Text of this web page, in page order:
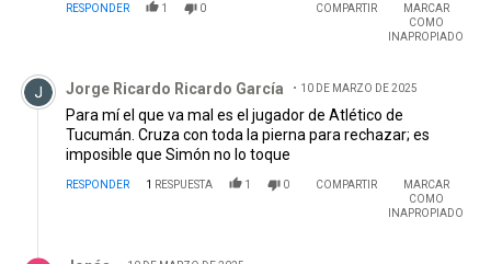
RESPONDER 1 0 COMPARTIR
MARCAR
COMO
INAPROPIADO
Comentario de Jorge Ricardo Ricardo García.
Jorge Ricardo Ricardo García 10 DE MARZO DE 2025
Para mí el que va mal es el jugador de Atlético de
Tucumán. Cruza con toda la pierna para rechazar; es
imposible que Simón no lo toque
RESPONDER 1 RESPUESTA 1 0 COMPARTIR
MARCAR
COMO
INAPROPIADO